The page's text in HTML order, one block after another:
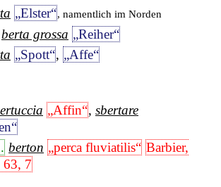
„Elster“, namentlich im Norden
berta grossa „Reiher“
„Spott“, „Affe“
„Affin“, sbertare
berton „perca fluviatilis“ Barbier,
7